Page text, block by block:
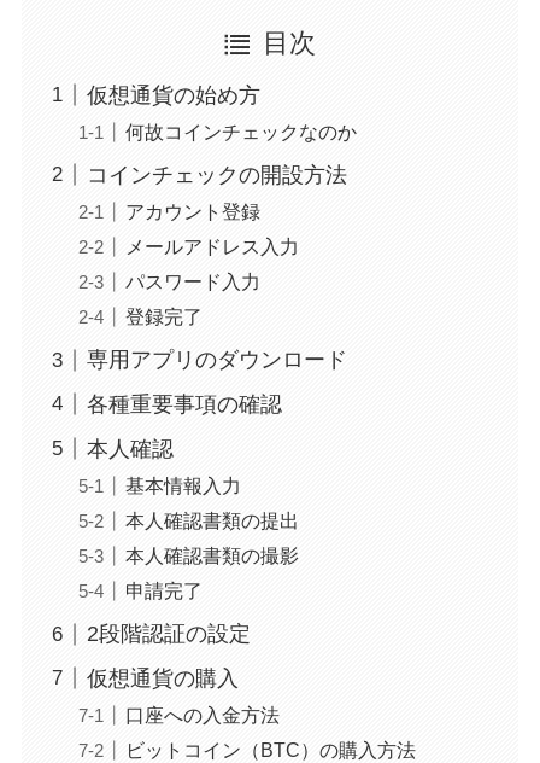
目次
仮想通貨の始め方
何故コインチェックなのか
コインチェックの開設方法
アカウント登録
メールアドレス入力
パスワード入力
登録完了
専用アプリのダウンロード
各種重要事項の確認
本人確認
基本情報入力
本人確認書類の提出
本人確認書類の撮影
申請完了
2段階認証の設定
仮想通貨の購入
口座への入金方法
ビットコイン（BTC）の購入方法